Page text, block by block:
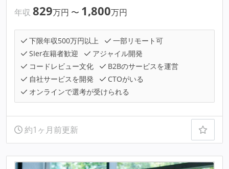
年収 829万円 〜 1,800万円
下限年収500万円以上
一部リモート可
SIer在籍者歓迎
アジャイル開発
コードレビュー文化
B2Bのサービスを運営
自社サービスを開発
CTOがいる
オンラインで選考が受けられる
約1ヶ月前更新